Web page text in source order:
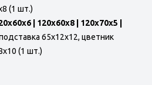
(1 шт.)
| 120х60х8 | 120х70х5 |
65х12х12, цветник
(1 шт.)